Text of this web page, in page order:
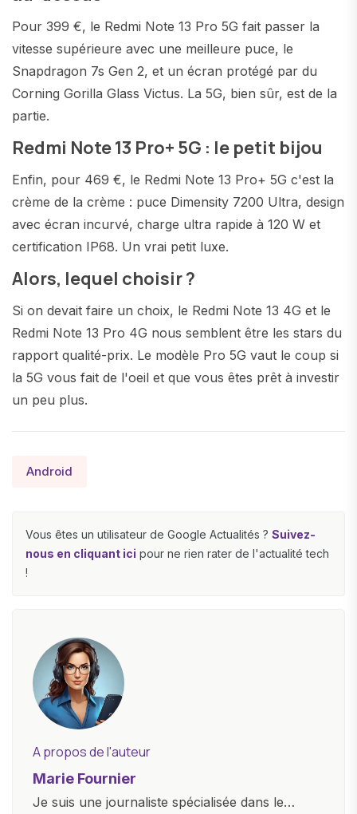
Pour 399 €, le Redmi Note 13 Pro 5G fait passer la
vitesse supérieure avec une meilleure puce, le
Snapdragon 7s Gen 2, et un écran protégé par du
Corning Gorilla Glass Victus. La 5G, bien sûr, est de la
partie.
Redmi Note 13 Pro+ 5G : le petit bijou
Enfin, pour 469 €, le Redmi Note 13 Pro+ 5G c'est la
crème de la crème : puce Dimensity 7200 Ultra, design
avec écran incurvé, charge ultra rapide à 120 W et
certification IP68. Un vrai petit luxe.
Alors, lequel choisir ?
Si on devait faire un choix, le Redmi Note 13 4G et le
Redmi Note 13 Pro 4G nous semblent être les stars du
rapport qualité-prix. Le modèle Pro 5G vaut le coup si
la 5G vous fait de l'oeil et que vous êtes prêt à investir
un peu plus.
Android
Vous êtes un utilisateur de Google Actualités ? Suivez-
nous en cliquant ici pour ne rien rater de l'actualité tech
!
A propos de l'auteur
Marie Fournier
Je suis une journaliste spécialisée dans le